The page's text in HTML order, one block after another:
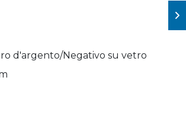
d'argento/Negativo su vetro